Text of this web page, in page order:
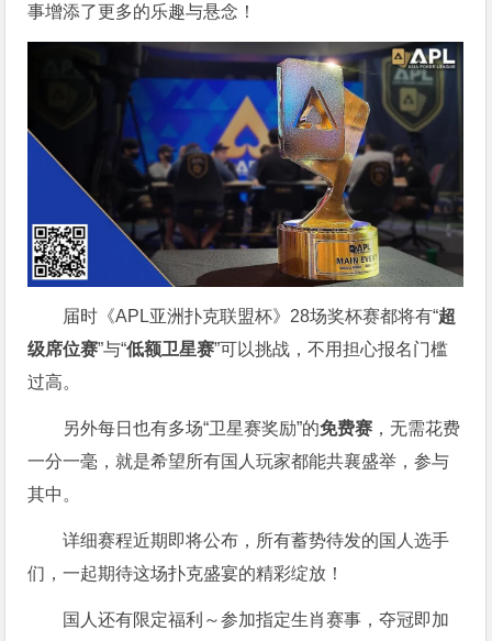
事增添了更多的乐趣与悬念！
届时《APL亚洲扑克联盟杯》28场奖杯赛都将有“超
级席位赛”与“低额卫星赛”可以挑战，不用担心报名门槛
过高。
另外每日也有多场“卫星赛奖励”的免费赛 ，无需花费
一分一毫，就是希望所有国人玩家都能共襄盛举，参与
其中。
详细赛程近期即将公布，所有蓄势待发的国人选手
们，一起期待这场扑克盛宴的精彩绽放！
国人还有限定福利～参加指定生肖赛事，夺冠即加